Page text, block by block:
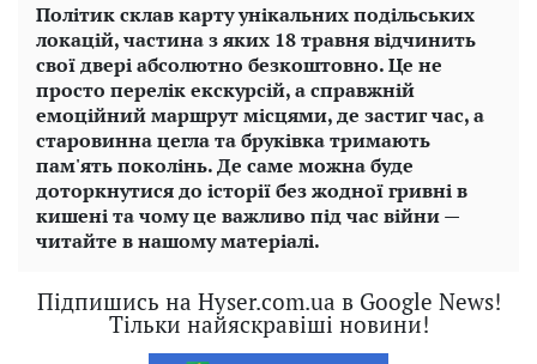
Політик склав карту унікальних подільських
локацій, частина з яких 18 травня відчинить
свої двері абсолютно безкоштовно. Це не
просто перелік екскурсій, а справжній
емоційний маршрут місцями, де застиг час, а
старовинна цегла та бруківка тримають
пам'ять поколінь. Де саме можна буде
доторкнутися до історії без жодної гривні в
кишені та чому це важливо під час війни —
читайте в нашому матеріалі.
Підпишись на Hyser.com.ua в Google News!
Тільки найяскравіші новини!